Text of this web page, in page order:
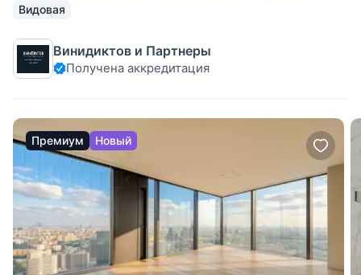
детьми . Просторная новая 4-х комнатная видовая
Преимущества: -3
Видовая
Винидиктов и Партнеры
Получена аккредитация
Премиум Новый